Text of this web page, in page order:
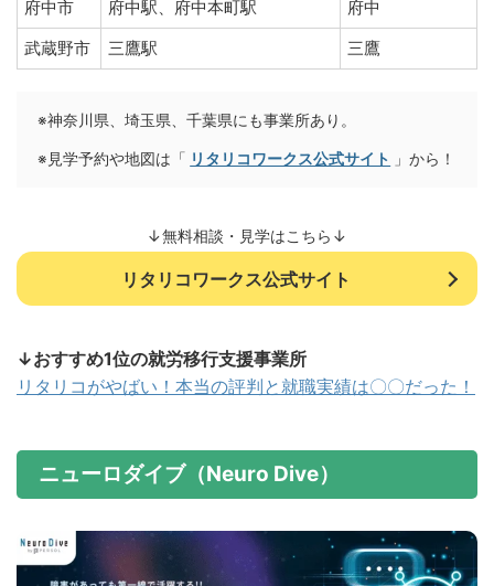
府中市
府中駅、府中本町駅
府中
武蔵野市
三鷹駅 三鷹
※神奈川県、埼玉県、千葉県にも事業所あり。
※見学予約や地図は「 リタリコワークス公式サイト 」から！
↓無料相談・見学はこちら↓
リタリコワークス公式サイト
↓おすすめ1位の就労移行支援事業所
リタリコがやばい！本当の評判と就職実績は〇〇だった！
ニューロダイブ（Neuro Dive）